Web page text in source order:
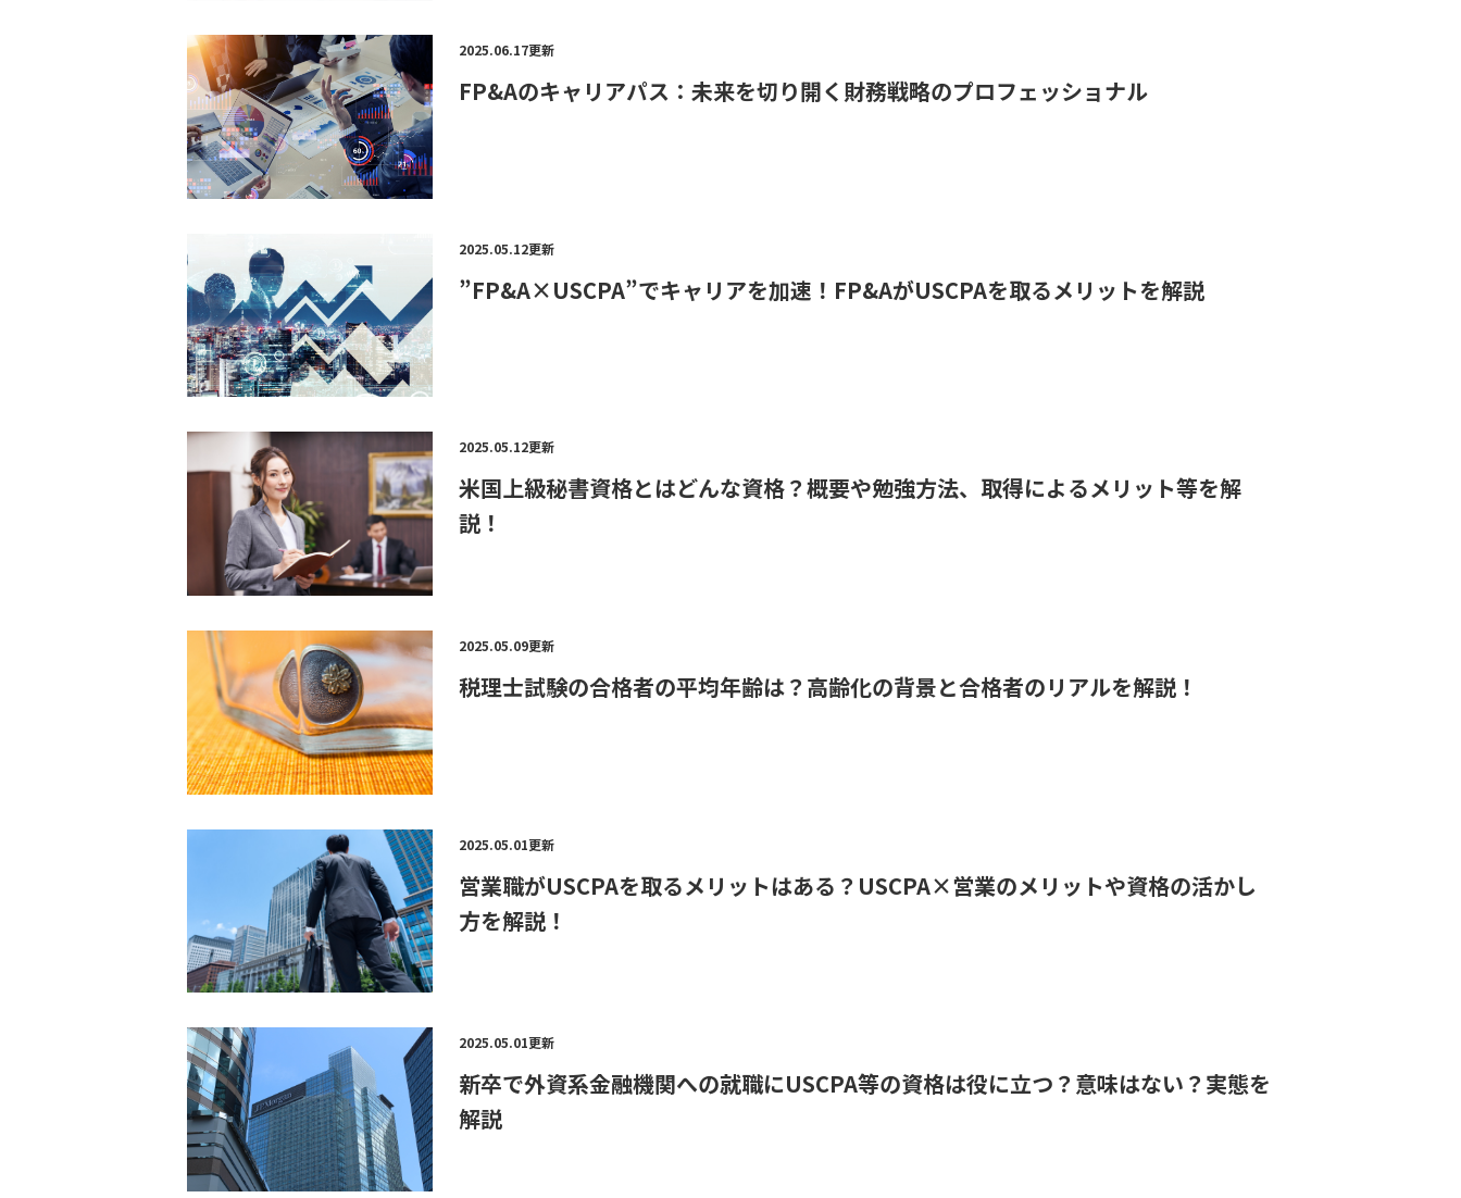
2025.06.17更新
FP&Aのキャリアパス：未来を切り開く財務戦略のプロフェッショナル
2025.05.12更新
”FP&A×USCPA”でキャリアを加速！FP&AがUSCPAを取るメリットを解説
2025.05.12更新
米国上級秘書資格とはどんな資格？概要や勉強方法、取得によるメリット等を解
説！
2025.05.09更新
税理士試験の合格者の平均年齢は？高齢化の背景と合格者のリアルを解説！
2025.05.01更新
営業職がUSCPAを取るメリットはある？USCPA×営業のメリットや資格の活かし
方を解説！
2025.05.01更新
新卒で外資系金融機関への就職にUSCPA等の資格は役に立つ？意味はない？実態を
解説